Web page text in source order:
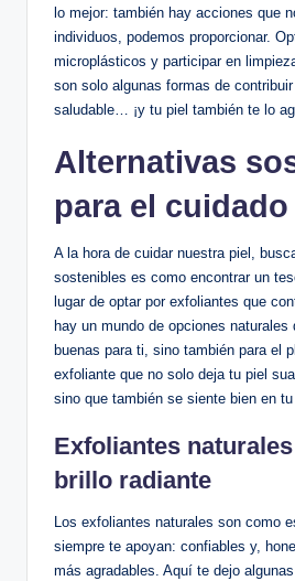
lo mejor: también hay acciones que
individuos, podemos proporcionar.
microplásticos y participar en
son solo algunas formas de
saludable… ¡y tu piel también te lo
Alternativas
para el cuidado
A la hora de cuidar nuestra piel,
sostenibles es como encontrar un
lugar de optar por exfoliantes que
hay un mundo de opciones naturales
buenas para ti, sino también para el
exfoliante que no solo deja tu piel
sino que también se siente bien en
Exfoliantes
brillo radiante
Los exfoliantes naturales son como
siempre te apoyan: confiables y,
más agradables. Aquí te dejo